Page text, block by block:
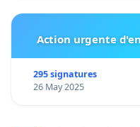
Action urgente
295 signatures
26 May 2025